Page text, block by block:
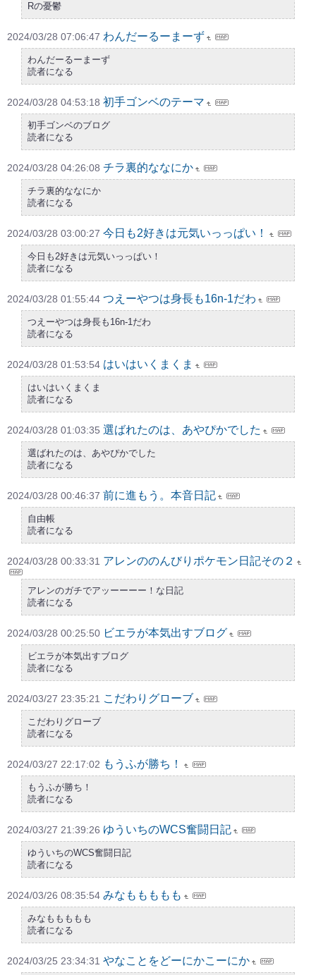
Rの憂鬱
2024/03/28 07:06:47 わんだーるーまーず
わんだーるーまーず
読者になる
2024/03/28 04:53:18 初手ゴンベのテーマ
初手ゴンベのブログ
読者になる
2024/03/28 04:26:08 チラ裏的ななにか
チラ裏的ななにか
読者になる
2024/03/28 03:00:27 今日も2好きは元気いっっぱい！
今日も2好きは元気いっっぱい！
読者になる
2024/03/28 01:55:44 つえーやつは身長も16n-1だわ
つえーやつは身長も16n-1だわ
読者になる
2024/03/28 01:53:54 はいはいくまくま
はいはいくまくま
読者になる
2024/03/28 01:03:35 選ばれたのは、あやぴかでした
選ばれたのは、あやぴかでした
読者になる
2024/03/28 00:46:37 前に進もう。本音日記
自由帳
読者になる
2024/03/28 00:33:31 アレンののんびりポケモン日記その２
アレンのガチでアッーーーー！な日記
読者になる
2024/03/28 00:25:50 ビエラが本気出すブログ
ビエラが本気出すブログ
読者になる
2024/03/27 23:35:21 こだわりグローブ
こだわりグローブ
読者になる
2024/03/27 22:17:02 もうふが勝ち！
もうふが勝ち！
読者になる
2024/03/27 21:39:26 ゆういちのWCS奮闘日記
ゆういちのWCS奮闘日記
読者になる
2024/03/26 08:35:54 みなももももも
みなももももも
読者になる
2024/03/25 23:34:31 やなことをどーにかこーにか